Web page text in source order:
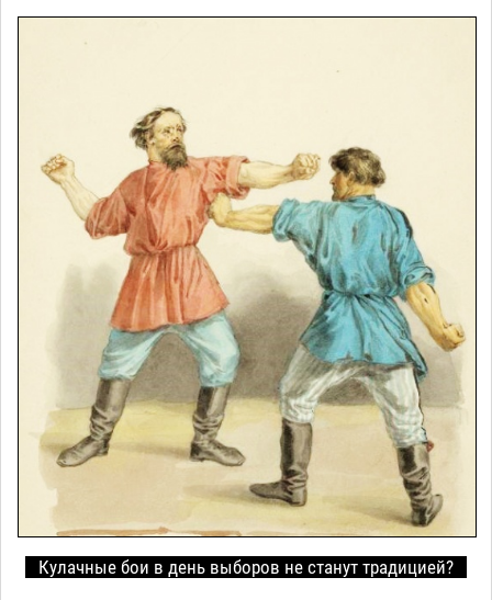
Кулачные бои в день выборов не станут традицией?